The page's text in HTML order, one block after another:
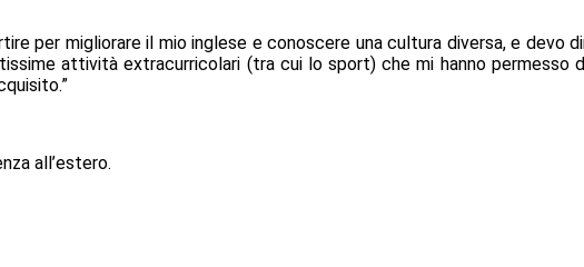
per migliorare il mio inglese e conoscere una cultura diversa, e
attività extracurricolari (tra cui lo sport) che mi hanno permesso
all’estero.